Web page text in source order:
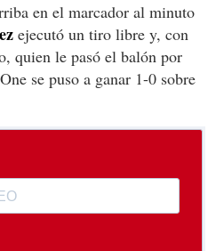
en el marcador al minuto
ejecutó un tiro libre y, con
quien le pasó el balón por
se puso a ganar 1-0 sobre